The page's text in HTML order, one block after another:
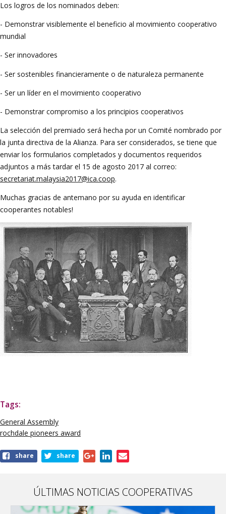
Los logros de los nominados deben:
- Demonstrar visiblemente el beneficio al movimiento cooperativo
mundial
- Ser innovadores
- Ser sostenibles financieramente o de naturaleza permanente
- Ser un líder en el movimiento cooperativo
- Demonstrar compromiso a los principios cooperativos
La selección del premiado será hecha por un Comité nombrado por
la junta directiva de la Alianza. Para ser considerados, se tiene que
enviar los formularios completados y documentos requeridos
adjuntos a más tardar el 15 de agosto 2017 al correo:
secretariat.malaysia2017@ica.coop.
Muchas gracias de antemano por su ayuda en identificar
cooperantes notables!
Tags:
General Assembly
rochdale pioneers award
share share
ÚLTIMAS NOTICIAS COOPERATIVAS